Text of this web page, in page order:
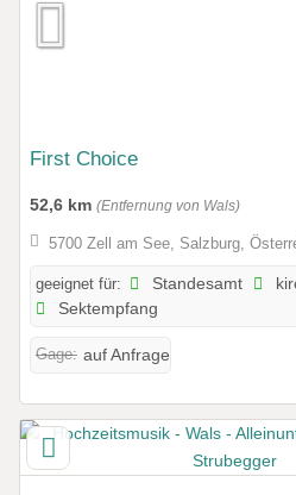
First Choice
52,6 km (Entfernung von Wals)
5700 Zell am See, Salzburg,
geeignet für: Standesamt
Sektempfang
Gage: auf Anfrage